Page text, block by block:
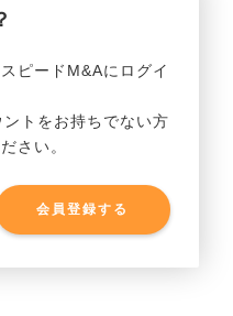
ピードM&Aにログイ
トをお持ちでない方
さい。
会員登録する